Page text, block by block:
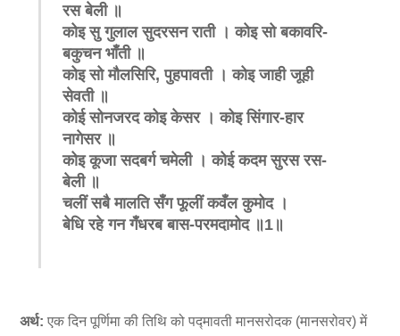
रस बेली ॥
कोइ सु गुलाल सुदरसन राती । कोइ सो बकावरि-
बकुचन भाँती ॥
कोइ सो मौलसिरि,पुहपावती । कोइ जाही जूही
सेवती ॥
कोई सोनजरद कोइ केसर । कोइ सिंगार-हार
नागेसर ॥
कोइ कूजा सदबर्ग चमेली । कोई कदम सुरस रस-
बेली ॥
चलीं सबै मालति सँग फूलीं कवँल कुमोद ।
बेधि रहे गन गँधरब बास-परमदामोद ॥1 ॥
अर्थ: एक दिन पूर्णिमा की तिथि को पद्मावती मानसरोदक (मानसरोवर) में